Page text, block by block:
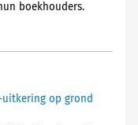
boekhouders.
uitkering op grond